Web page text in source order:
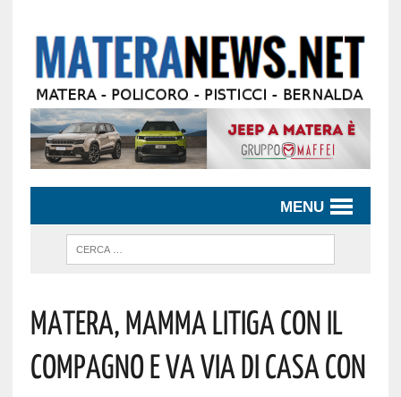
MENU
Matera, Mamma Litiga Con Il
Compagno E Va Via Di Casa Con